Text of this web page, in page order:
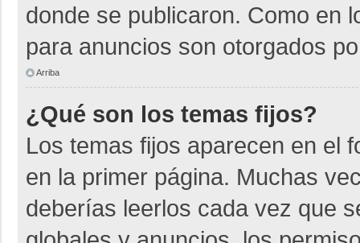
donde se publicaron. Como en
para anuncios son otorgados
Arriba
¿Qué son los temas fijos?
Los temas fijos aparecen en el
en la primer página. Muchas
deberías leerlos cada vez que